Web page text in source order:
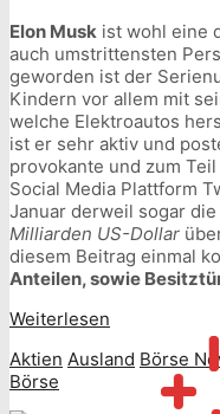
Elon Musk ist wohl eine
auch umstrittensten
geworden ist der
Kindern vor allem mit
welche Elektroautos
ist er sehr aktiv und
provokante und zum
Social Media Plattform
Januar derweil sogar
Milliarden US-Dollar
diesem Beitrag einmal
Anteilen, sowie
Weiterlesen
Aktien Ausland Börse
Börse